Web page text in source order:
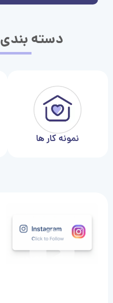
دسته بندی
نمونه کار ها